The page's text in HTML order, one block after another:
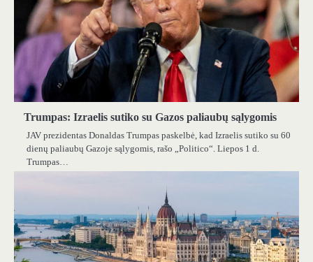
Trumpas: Izraelis sutiko su Gazos paliaubų sąlygomis
JAV prezidentas Donaldas Trumpas paskelbė, kad Izraelis sutiko su 60
dienų paliaubų Gazoje sąlygomis, rašo „Politico“. Liepos 1 d.
Trumpas…